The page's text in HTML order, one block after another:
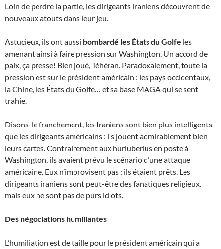
Loin de perdre la partie, les dirigeants iraniens découvrent de
nouveaux atouts dans leur jeu.
Astucieux, ils ont aussi bombardé les États du Golfe les
amenant ainsi à faire pression sur Washington. Un accord de
paix, ça presse! Bien joué, Téhéran. Paradoxalement, toute la
pression est sur le président américain : les pays occidentaux,
la Chine, les États du Golfe… et sa base MAGA qui se sent
trahie.
Disons-le franchement, les Iraniens sont bien plus intelligents
que les dirigeants américains : ils jouent admirablement bien
leurs cartes. Contrairement aux hurluberlus en poste à
Washington, ils avaient prévu le scénario d’une attaque
américaine. Eux n’improvisent pas : ils étaient prêts. Les
dirigeants iraniens sont peut-être des fanatiques religieux,
mais eux ne sont pas de purs idiots.
Des négociations humiliantes
L’humiliation est de taille pour le président américain qui a